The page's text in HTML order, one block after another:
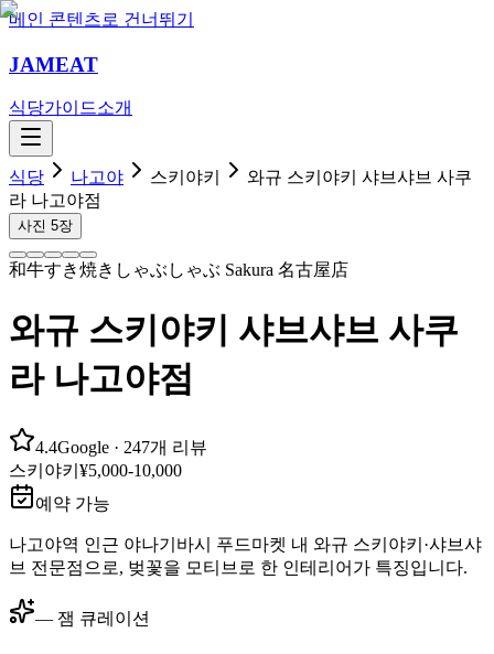
메인 콘텐츠로 건너뛰기
JAMEAT
식당가이드소개
식당 나고야 스키야키
와규 스키야키 샤브샤브 사쿠
라 나고야점
사진 5장
和牛すき焼きしゃぶしゃぶ Sakura 名古屋店
와규 스키야키 샤브샤브 사쿠
라 나고야점
4.4Google · 247개 리뷰
스키야키 ¥5,000-10,000
예약 가능
나고야역 인근 야나기바시 푸드마켓 내 와규 스키야키·샤브샤
브 전문점으로, 벚꽃을 모티브로 한 인테리어가 특징입니다.
— 잼 큐레이션